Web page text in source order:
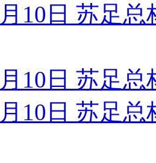
10日 苏足
10日 苏足
10日 苏足